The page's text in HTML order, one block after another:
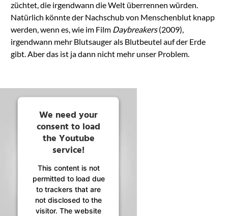
züchtet, die irgendwann die Welt überrennen würden.
Natürlich könnte der Nachschub von Menschenblut knapp
werden, wenn es, wie im Film Daybreakers(2009),
irgendwann mehr Blutsauger als Blutbeutel auf der Erde
gibt. Aber das ist ja dann nicht mehr unser Problem.
We need your
consent to load
the Youtube
service!
This content is not
permitted to load due
to trackers that are
not disclosed to the
visitor. The website